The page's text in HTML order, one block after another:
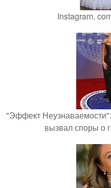
Instagram.
"Эффект
вызвал споры о